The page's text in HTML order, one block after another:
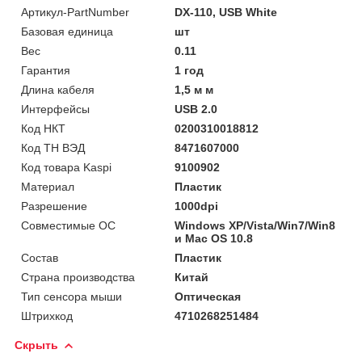
Артикул-PartNumber
DX-110, USB White
Базовая единица
шт
Вес
0.11
Гарантия
1 год
Длина кабеля
1,5 м м
Интерфейсы
USB 2.0
Код НКТ
0200310018812
Код ТН ВЭД
8471607000
Код товара Kaspi
9100902
Материал
Пластик
Разрешение
1000dpi
Совместимые ОС
Windows XP/Vista/Win7/Win8
и Mac OS 10.8
Состав
Пластик
Страна производства
Китай
Тип сенсора мыши
Оптическая
Штрихкод
4710268251484
Скрыть